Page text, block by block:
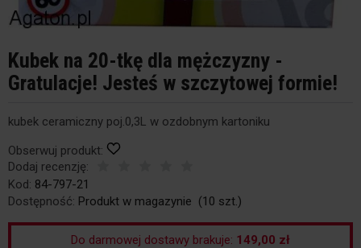
Kubek na 20-tkę dla mężczyzny -
Gratulacje! Jesteś w szczytowej formie!
kubek ceramiczny poj.0,3L w ozdobnym kartoniku
Obserwuj produkt:
Dodaj recenzję:
Kod: 84-797-21
Dostępność: Produkt w magazynie (10 szt.)
Do darmowej dostawy brakuje: 149,00 zł